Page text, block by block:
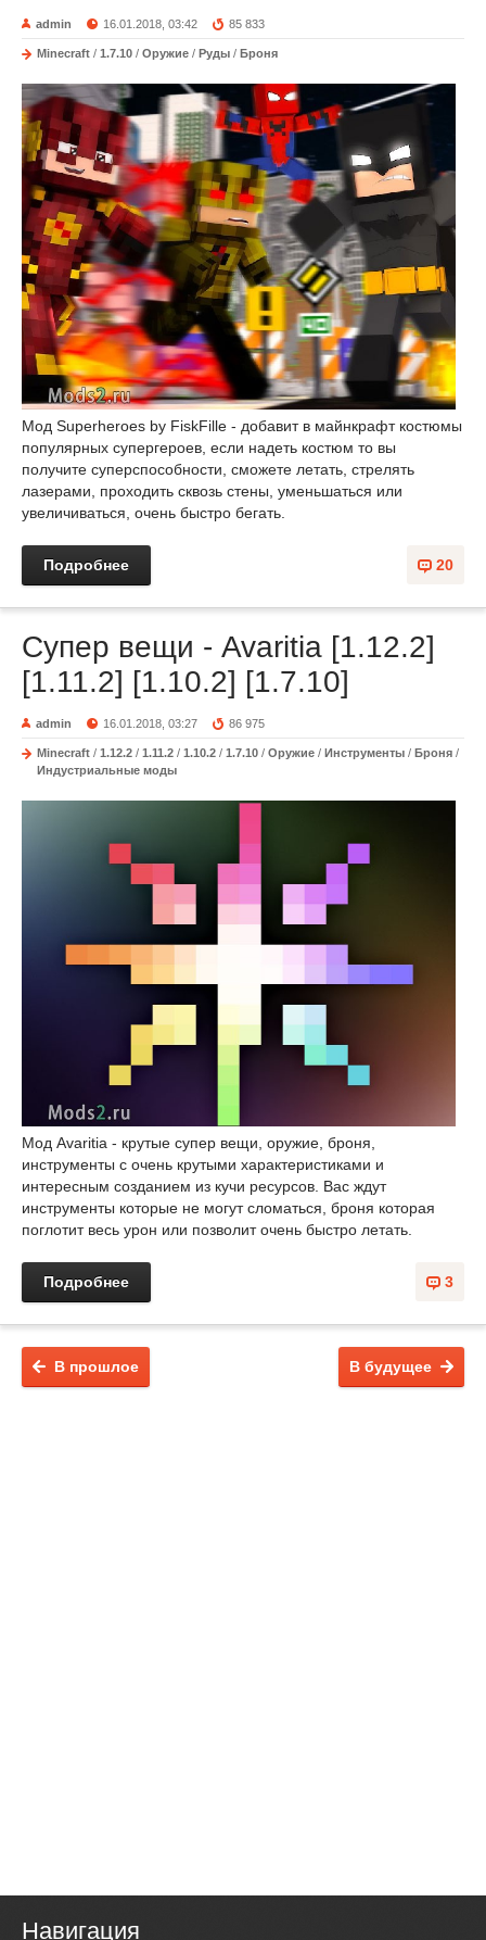
admin 16.01.2018, 03:42 85 833
Minecraft / 1.7.10 / Оружие / Руды / Броня
Мод Superheroes by FiskFille - добавит в майнкрафт костюмы
популярных супергероев, если надеть костюм то вы
получите суперспособности, сможете летать, стрелять
лазерами, проходить сквозь стены, уменьшаться или
увеличиваться, очень быстро бегать.
20
Подробнее
Супер вещи - Avaritia [1.12.2]
[1.11.2] [1.10.2] [1.7.10]
admin 16.01.2018, 03:27 86 975
Minecraft / 1.12.2 / 1.11.2 / 1.10.2 / 1.7.10 / Оружие / Инструменты / Броня /
Индустриальные моды
Мод Avaritia - крутые супер вещи, оружие, броня,
инструменты с очень крутыми характеристиками и
интересным созданием из кучи ресурсов. Вас ждут
инструменты которые не могут сломаться, броня которая
поглотит весь урон или позволит очень быстро летать.
3
Подробнее
В будущее
В прошлое
Навигация